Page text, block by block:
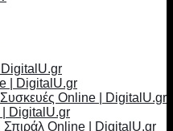
| DigitalU.gr
Συσκευές Online | DigitalU.gr
| DigitalU.gr
Σπιράλ Online | DigitalU.gr